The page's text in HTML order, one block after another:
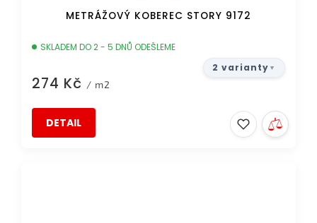
METRÁŽOVÝ KOBEREC STORY 9172
SKLADEM DO 2 - 5 DNŮ ODEŠLEME
274 Kč / m2
DETAIL
2 varianty